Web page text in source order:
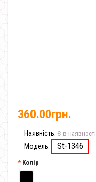
360.00грн.
Наявність: Є в наявності
Модель: St-1346
Колір